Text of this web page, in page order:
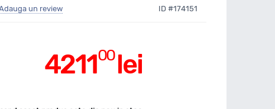
un review ID #174151
421100lei